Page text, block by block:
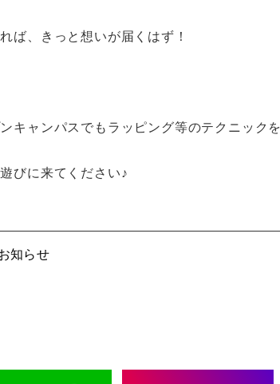
ば、きっと想いが届くはず！
キャンパスでもラッピング等のテクニック
びに来てください♪
知らせ